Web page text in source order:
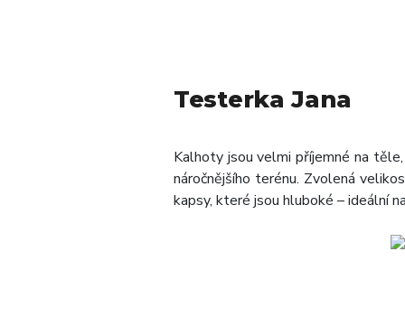
Testerka Jana
Kalhoty jsou velmi příjemné na
náročnějšího terénu. Zvolená
kapsy, které jsou hluboké – ideální